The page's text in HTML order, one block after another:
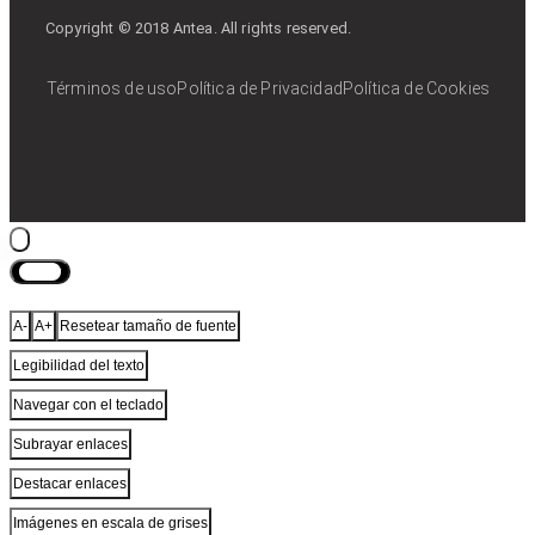
Copyright © 2018 Antea. All rights reserved.
Términos de usoPolítica de Privacidad Política de Cookies
Cerrar
A- A+ Resetear tamaño de fuente
Legibilidad del texto
Navegar con el teclado
Subrayar enlaces
Destacar enlaces
Imágenes en escala de grises